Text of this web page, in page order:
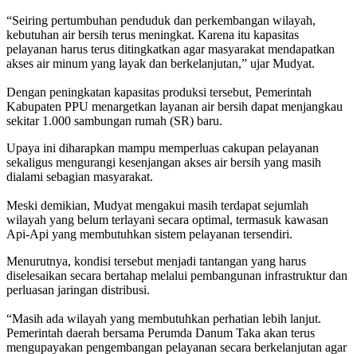
‎“Seiring pertumbuhan penduduk dan perkembangan wilayah,
kebutuhan air bersih terus meningkat. Karena itu kapasitas
pelayanan harus terus ditingkatkan agar masyarakat mendapatkan
akses air minum yang layak dan berkelanjutan,” ujar Mudyat.
‎Dengan peningkatan kapasitas produksi tersebut, Pemerintah
Kabupaten PPU menargetkan layanan air bersih dapat menjangkau
sekitar 1.000 sambungan rumah (SR) baru.
Upaya ini diharapkan mampu memperluas cakupan pelayanan
sekaligus mengurangi kesenjangan akses air bersih yang masih
dialami sebagian masyarakat.
‎Meski demikian, Mudyat mengakui masih terdapat sejumlah
wilayah yang belum terlayani secara optimal, termasuk kawasan
Api-Api yang membutuhkan sistem pelayanan tersendiri.
Menurutnya, kondisi tersebut menjadi tantangan yang harus
diselesaikan secara bertahap melalui pembangunan infrastruktur dan
perluasan jaringan distribusi.
‎“Masih ada wilayah yang membutuhkan perhatian lebih lanjut.
Pemerintah daerah bersama Perumda Danum Taka akan terus
mengupayakan pengembangan pelayanan secara berkelanjutan agar